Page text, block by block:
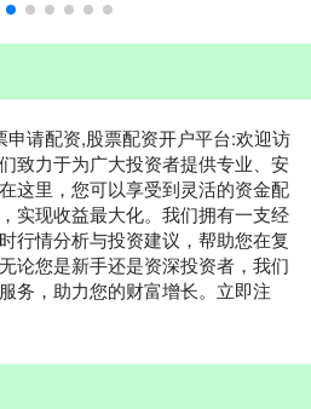
请配资,股票配资开户平台:欢迎访
致力于为广大投资者提供专业、安
这里，您可以享受到灵活的资金配
实现收益最大化。我们拥有一支经
行情分析与投资建议，帮助您在复
论您是新手还是资深投资者，我们
务，助力您的财富增长。立即注